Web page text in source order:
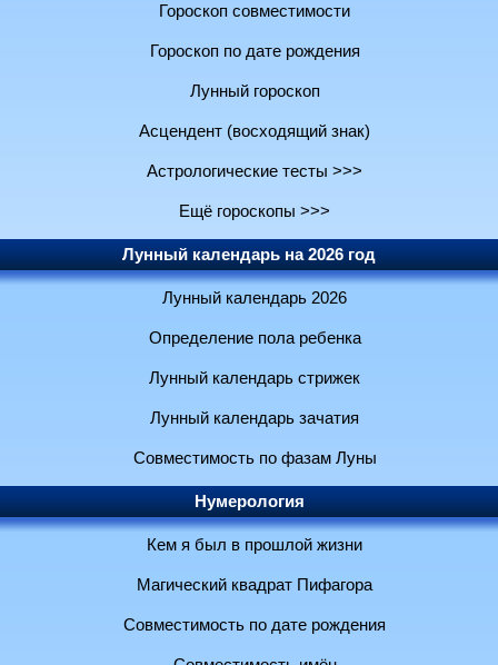
Гороскоп совместимости
Гороскоп по дате рождения
Лунный гороскоп
Асцендент (восходящий знак)
Астрологические тесты >>>
Ещё гороскопы >>>
Лунный календарь на 2026 год
Лунный календарь 2026
Определение пола ребенка
Лунный календарь стрижек
Лунный календарь зачатия
Совместимость по фазам Луны
Нумерология
Кем я был в прошлой жизни
Магический квадрат Пифагора
Совместимость по дате рождения